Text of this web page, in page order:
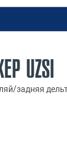
UZSI
задняя